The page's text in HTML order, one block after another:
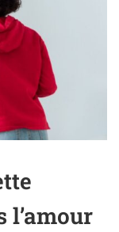
l’amour